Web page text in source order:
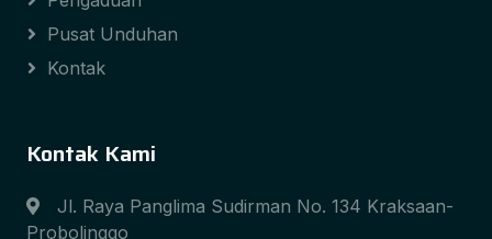
Pusat Unduhan
Kontak
Kontak Kami
Jl. Raya Panglima Sudirman No. 134 Kraksaan-
Probolinggo